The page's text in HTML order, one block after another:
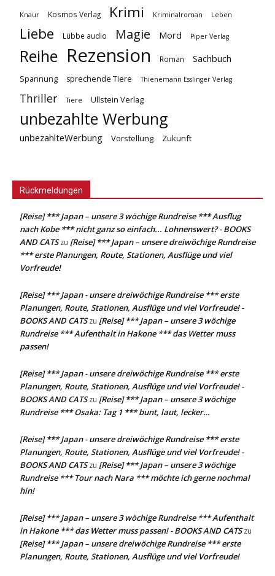
Knaur Kosmos Verlag Krimi Kriminalroman Leben
Liebe Lübbe audio Magie Mord Piper Verlag
Reihe Rezension Roman Sachbuch
Spannung sprechende Tiere Thienemann Esslinger Verlag
Thriller Tiere Ullstein Verlag
unbezahlte Werbung
unbezahlteWerbung Vorstellung Zukunft
Rückmeldungen
[Reise] *** Japan – unsere 3 wöchige Rundreise *** Ausflug
nach Kobe *** nicht ganz so einfach... Lohnenswert? - BOOKS
AND CATSzu [Reise] *** Japan – unsere dreiwöchige Rundreise
*** erste Planungen, Route, Stationen, Ausflüge und viel
Vorfreude!
[Reise] *** Japan - unsere dreiwöchige Rundreise *** erste
Planungen, Route, Stationen, Ausflüge und viel Vorfreude! -
BOOKS AND CATSzu [Reise] *** Japan – unsere 3 wöchige
Rundreise *** Aufenthalt in Hakone *** das Wetter muss
passen!
[Reise] *** Japan - unsere dreiwöchige Rundreise *** erste
Planungen, Route, Stationen, Ausflüge und viel Vorfreude! -
BOOKS AND CATSzu [Reise] *** Japan – unsere 3 wöchige
Rundreise *** Osaka: Tag 1 *** bunt, laut, lecker…
[Reise] *** Japan - unsere dreiwöchige Rundreise *** erste
Planungen, Route, Stationen, Ausflüge und viel Vorfreude! -
BOOKS AND CATSzu [Reise] *** Japan – unsere 3 wöchige
Rundreise *** Tour nach Nara *** möchte ich gerne nochmal
hin!
[Reise] *** Japan – unsere 3 wöchige Rundreise *** Aufenthalt
in Hakone *** das Wetter muss passen! - BOOKS AND CATSzu
[Reise] *** Japan – unsere dreiwöchige Rundreise *** erste
Planungen, Route, Stationen, Ausflüge und viel Vorfreude!